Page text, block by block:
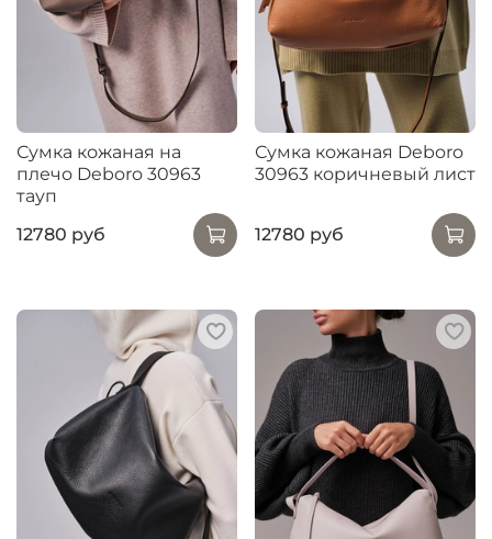
Сумка кожаная на
плечо Deboro 30963
тауп
12780 руб
Сумка кожаная Deboro
30963 коричневый лист
12780 руб